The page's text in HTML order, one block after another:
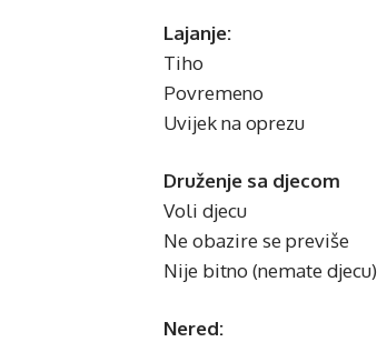
Lajanje:
Tiho
Povremeno
Uvijek na oprezu
Druženje sa djecom
Voli djecu
Ne obazire se previše
Nije bitno (nemate djecu)
Nered: